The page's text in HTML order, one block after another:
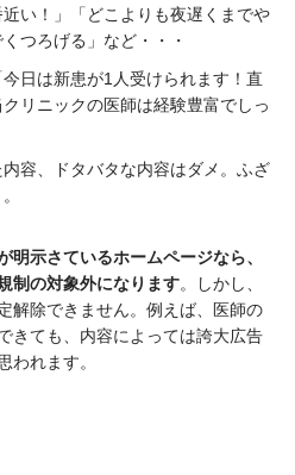
い！」「どこよりも夜遅くまでや
つろげる」など・・・
日は新患が1人受けられます！直
リニックの医師は経験豊富でしっ
容、ドタバタな内容はダメ。ふざ
明示さているホームページなら、
制の対象外になります。しかし、
解除できません。例えば、医師の
きても、内容によっては誇大広告
われます。